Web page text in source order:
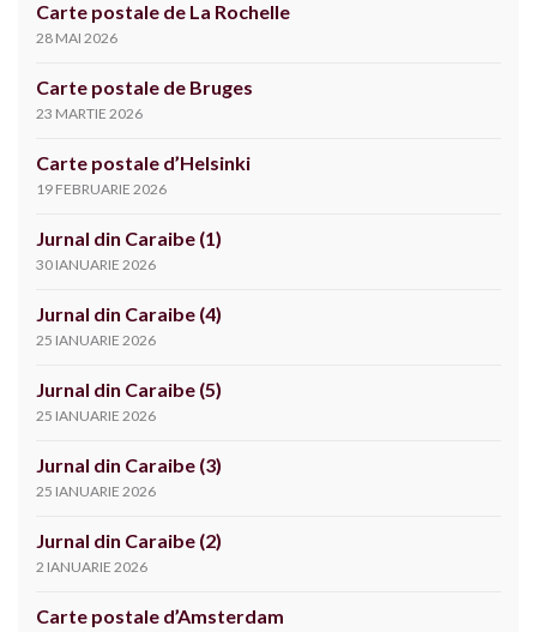
Carte postale de La Rochelle
28 MAI 2026
Carte postale de Bruges
23 MARTIE 2026
Carte postale d’Helsinki
19 FEBRUARIE 2026
Jurnal din Caraibe (1)
30 IANUARIE 2026
Jurnal din Caraibe (4)
25 IANUARIE 2026
Jurnal din Caraibe (5)
25 IANUARIE 2026
Jurnal din Caraibe (3)
25 IANUARIE 2026
Jurnal din Caraibe (2)
2 IANUARIE 2026
Carte postale d’Amsterdam